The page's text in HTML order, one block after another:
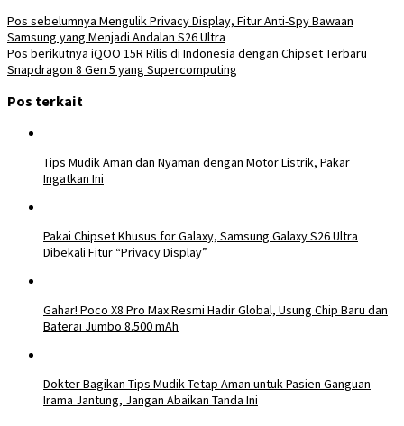
Pos sebelumnya Mengulik Privacy Display, Fitur Anti-Spy Bawaan
Samsung yang Menjadi Andalan S26 Ultra
Pos berikutnya iQOO 15R Rilis di Indonesia dengan Chipset Terbaru
Snapdragon 8 Gen 5 yang Supercomputing
Pos terkait
Tips Mudik Aman dan Nyaman dengan Motor Listrik, Pakar
Ingatkan Ini
Pakai Chipset Khusus for Galaxy, Samsung Galaxy S26 Ultra
Dibekali Fitur “Privacy Display”
Gahar! Poco X8 Pro Max Resmi Hadir Global, Usung Chip Baru dan
Baterai Jumbo 8.500 mAh
Dokter Bagikan Tips Mudik Tetap Aman untuk Pasien Ganguan
Irama Jantung, Jangan Abaikan Tanda Ini